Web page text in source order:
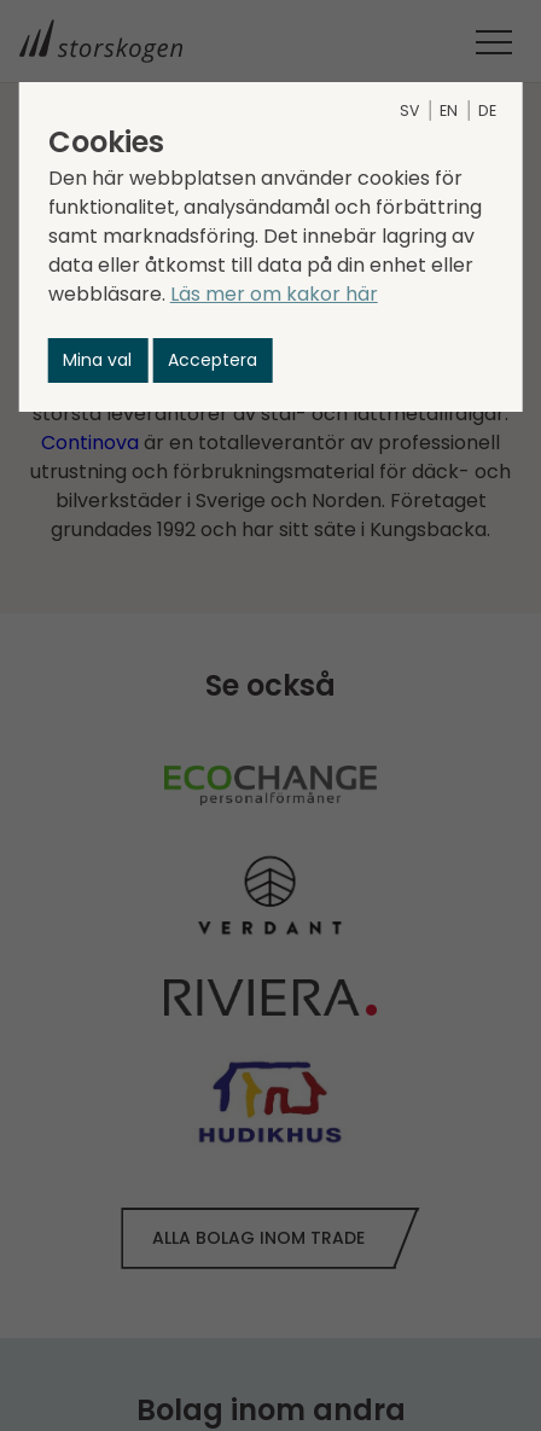
Nordic Wheel & Autosupply
AB
separata bolagen Continova och Special Wheels.
Special Wheelsgrundades 1993 och är en av Sveriges
största leverantörer av stål- och lättmetallfälgar.
Continova är en totalleverantör av professionell
utrustning och förbrukningsmaterial för däck- och
bilverkstäder i Sverige och Norden. Företaget
grundades 1992 och har sitt säte i Kungsbacka.
Se också
ALLA BOLAG INOM TRADE
Bolag inom andra
SV EN DE
Cookies
Den här webbplatsen använder cookies för
funktionalitet, analysändamål och förbättring
samt marknadsföring. Det innebär lagring av
data eller åtkomst till data på din enhet eller
webbläsare. Läs mer om kakor här
Mina val Acceptera